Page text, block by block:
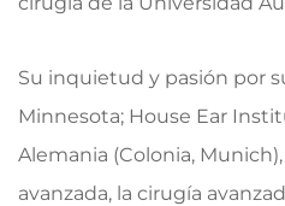
Su inquietud y pasión por
Minnesota; House Ear
Alemania (Colonia,
avanzada, la cirugía